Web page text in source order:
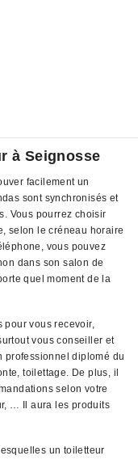
à Seignosse
facilement un
sont synchronisés et
Vous pourrez choisir
selon le créneau horaire
vous pouvez
dans son salon de
quel moment de la
pour vous recevoir,
vous conseiller et
professionnel diplomé du
toilettage. De plus, il
selon votre
… Il aura les produits
un toiletteur